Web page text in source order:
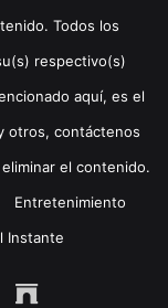
Todos los
respectivo(s)
aquí, es el
otros, contáctenos
el contenido.
Entretenimiento
Instante
Archive